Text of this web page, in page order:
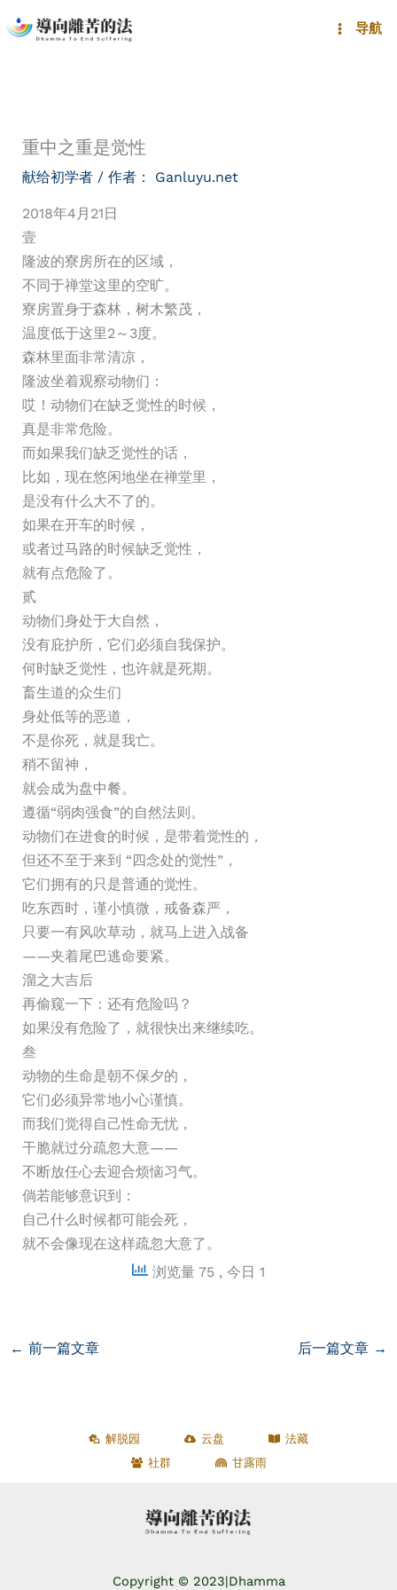
至
导航
重中之重是觉性
献给初学者/ 作者： Ganluyu.net
2018年4月21日
壹
隆波的寮房所在的区域，
不同于禅堂这里的空旷。
寮房置身于森林，树木繁茂，
温度低于这里2～3度。
森林里面非常清凉，
隆波坐着观察动物们：
哎！动物们在缺乏觉性的时候，
真是非常危险。
而如果我们缺乏觉性的话，
比如，现在悠闲地坐在禅堂里，
是没有什么大不了的。
如果在开车的时候，
或者过马路的时候缺乏觉性，
就有点危险了。
贰
动物们身处于大自然，
没有庇护所，它们必须自我保护。
何时缺乏觉性，也许就是死期。
畜生道的众生们
身处低等的恶道，
不是你死，就是我亡。
稍不留神，
就会成为盘中餐。
遵循“弱肉强食”的自然法则。
动物们在进食的时候，是带着觉性的，
但还不至于来到 “四念处的觉性”，
它们拥有的只是普通的觉性。
吃东西时，谨小慎微，戒备森严，
只要一有风吹草动，就马上进入战备
——夹着尾巴逃命要紧。
溜之大吉后
再偷窥一下：还有危险吗？
如果没有危险了，就很快出来继续吃。
叁
动物的生命是朝不保夕的，
它们必须异常地小心谨慎。
而我们觉得自己性命无忧，
干脆就过分疏忽大意——
不断放任心去迎合烦恼习气。
倘若能够意识到：
自己什么时候都可能会死，
就不会像现在这样疏忽大意了。
浏览量 75 , 今日 1
← 前一篇文章 后一篇文章 →
解脱园 云盘
法藏
社群
甘露雨
Copyright © 2023|Dhamma